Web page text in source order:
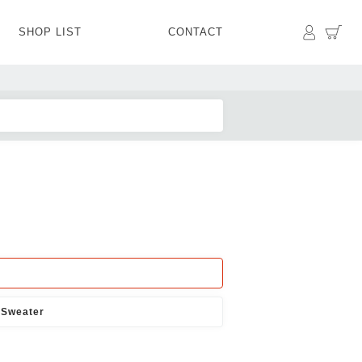
BOTTOMSSKIRT
SHOP LIST CONTACT マイペ